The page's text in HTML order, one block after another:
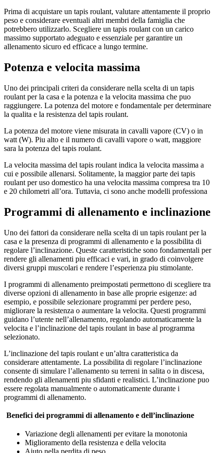
Prima di acquistare un tapis roulant, valutare attentamente il proprio
peso e considerare eventuali altri membri della famiglia che
potrebbero utilizzarlo. Scegliere un tapis roulant con un carico
massimo supportato adeguato e essenziale per garantire un
allenamento sicuro ed efficace a lungo termine.
Potenza e velocita massima
Uno dei principali criteri da considerare nella scelta di un tapis
roulant per la casa e la potenza e la velocita massima che puo
raggiungere. La potenza del motore e fondamentale per determinare
la qualita e la resistenza del tapis roulant.
La potenza del motore viene misurata in cavalli vapore (CV) o in
watt (W). Piu alto e il numero di cavalli vapore o watt, maggiore
sara la potenza del tapis roulant.
La velocita massima del tapis roulant indica la velocita massima a
cui e possibile allenarsi. Solitamente, la maggior parte dei tapis
roulant per uso domestico ha una velocita massima compresa tra 10
e 20 chilometri all’ora. Tuttavia, ci sono anche modelli professiona
Programmi di allenamento e inclinazione
Uno dei fattori da considerare nella scelta di un tapis roulant per la
casa e la presenza di programmi di allenamento e la possibilita di
regolare l’inclinazione. Queste caratteristiche sono fondamentali per
rendere gli allenamenti piu efficaci e vari, in grado di coinvolgere
diversi gruppi muscolari e rendere l’esperienza piu stimolante.
I programmi di allenamento preimpostati permettono di scegliere tra
diverse opzioni di allenamento in base alle proprie esigenze: ad
esempio, e possibile selezionare programmi per perdere peso,
migliorare la resistenza o aumentare la velocita. Questi programmi
guidano l’utente nell’allenamento, regolando automaticamente la
velocita e l’inclinazione del tapis roulant in base al programma
selezionato.
L’inclinazione del tapis roulant e un’altra caratteristica da
considerare attentamente. La possibilita di regolare l’inclinazione
consente di simulare l’allenamento su terreni in salita o in discesa,
rendendo gli allenamenti piu sfidanti e realistici. L’inclinazione puo
essere regolata manualmente o automaticamente durante i
programmi di allenamento.
Benefici dei programmi di allenamento e dell’inclinazione
Variazione degli allenamenti per evitare la monotonia
Miglioramento della resistenza e della velocita
Aiuto nella perdita di peso